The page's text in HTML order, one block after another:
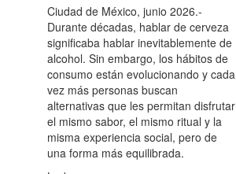
Ciudad de México, junio 2026.-
Durante décadas, hablar de cerveza
significaba hablar inevitablemente de
alcohol. Sin embargo, los hábitos de
consumo están evolucionando y cada
vez más personas buscan
alternativas que les permitan disfrutar
el mismo sabor, el mismo ritual y la
misma experiencia social, pero de
una forma más equilibrada.